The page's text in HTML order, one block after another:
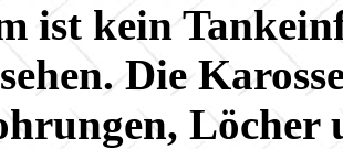
ist kein
Die
Löcher